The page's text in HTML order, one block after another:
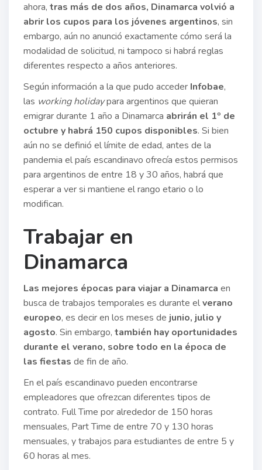
ahora, tras más de dos años, Dinamarca volvió a
abrir los cupos para los jóvenes argentinos, sin
embargo, aún no anunció exactamente cómo será la
modalidad de solicitud, ni tampoco si habrá reglas
diferentes respecto a años anteriores.
Según información a la que pudo acceder Infobae,
las working holidaypara argentinos que quieran
emigrar durante 1 año a Dinamarca abrirán el 1º de
octubre y habrá 150 cupos disponibles. Si bien
aún no se definió el límite de edad, antes de la
pandemia el país escandinavo ofrecía estos permisos
para argentinos de entre 18 y 30 años, habrá que
esperar a ver si mantiene el rango etario o lo
modifican.
Trabajar en
Dinamarca
Las mejores épocas para viajar a Dinamarca en
busca de trabajos temporales es durante elverano
europeo, es decir en los meses de junio, julio y
agosto. Sin embargo, también hay oportunidades
durante el verano, sobre todo en la época de
las fiestas de fin de año.
En el país escandinavo pueden encontrarse
empleadores que ofrezcan diferentes tipos de
contrato. Full Time por alrededor de 150 horas
mensuales, Part Time de entre 70 y 130 horas
mensuales, y trabajos para estudiantes de entre 5 y
60 horas al mes.